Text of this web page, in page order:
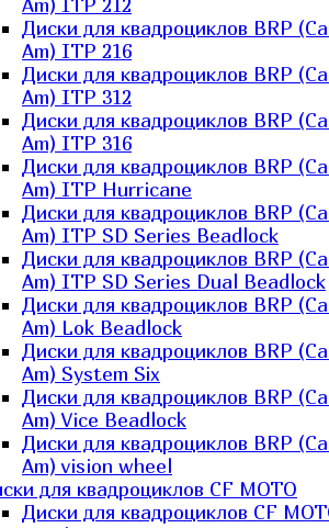
Am) ITP 212
Диски для квадроциклов BRP
Am) ITP 216
Диски для квадроциклов BRP
Am) ITP 312
Диски для квадроциклов BRP
Am) ITP 316
Диски для квадроциклов BRP
Am) ITP Hurricane
Диски для квадроциклов BRP
Am) ITP SD Series Beadlock
Диски для квадроциклов BRP
Am) ITP SD Series Dual Beadlock
Диски для квадроциклов BRP
Am) Lok Beadlock
Диски для квадроциклов BRP
Am) System Six
Диски для квадроциклов BRP
Am) Vice Beadlock
Диски для квадроциклов BRP
Am) vision wheel
для квадроциклов CF MOTO
Диски для квадроциклов CF